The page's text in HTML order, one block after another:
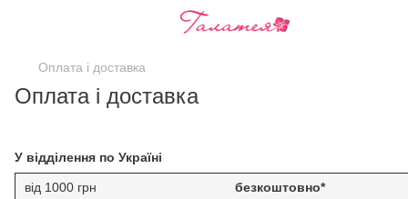
Оплата і доставка
Оплата і доставка
У відділення по Україні
від 1000 грн
безкоштовно*